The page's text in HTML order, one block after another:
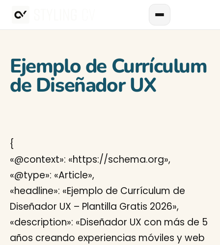
Ejemplo de Currículum
de Diseñador UX
{
«@context»: «https://schema.org»,
«@type»: «Article»,
«headline»: «Ejemplo de Currículum de
Diseñador UX – Plantilla Gratis 2026»,
«description»: «Diseñador UX con más de 5
años creando experiencias móviles y web